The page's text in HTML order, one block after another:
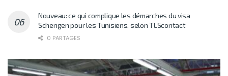
Nouveau: ce qui complique les démarches du visa
Schengen pour les Tunisiens, selon TLScontact
0 PARTAGES